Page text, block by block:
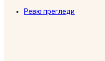
Ревю прегледи